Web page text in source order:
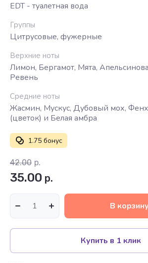
EDT - туалетная вода
Группы
Цитрусовые, фужерные
Верхние ноты
Лимон, Бергамот, Мята,
Ревень
Средние ноты
Жасмин, Мускус, Дубовый мох,
(цветок) и Белая амбра
1.75 бонус
42.00 р.
35.00 р.
В корзину
Купить в 1 клик